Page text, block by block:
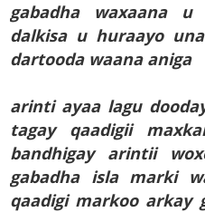
gabadha waxaana
dalkisa u huraayo
dartooda waana aniga
arinti ayaa lagu
tagay qaadigii
bandhigay arintii
gabadha isla marki
qaadigi markoo arkay